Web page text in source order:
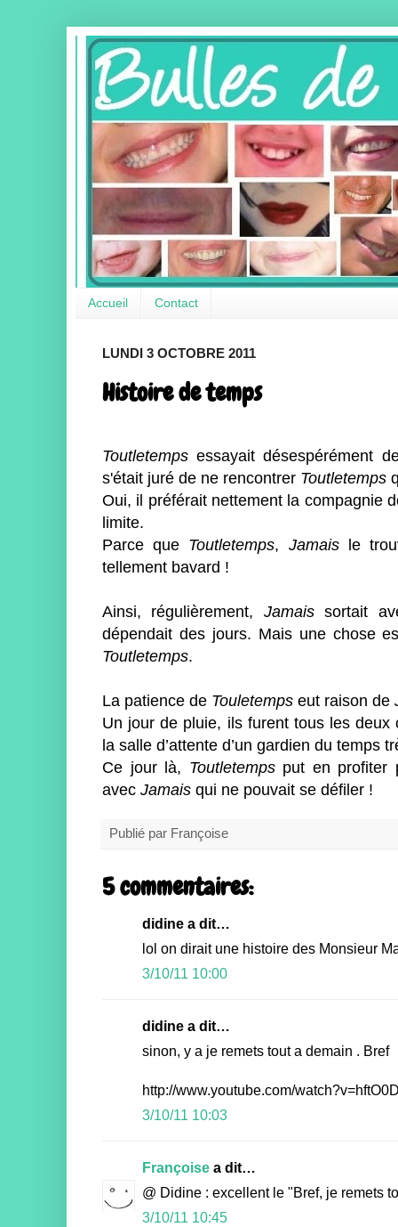
Accueil Contact
LUNDI 3 OCTOBRE 2011
Histoire de temps
Toutletempsessayait désespérément
s'était juré de ne rencontrer Toutletemps
Oui, il préférait nettement la compagnie
limite.
Parce que Toutletemps, Jamaisle
tellement bavard !
Ainsi, régulièrement, Jamaissortait
dépendait des jours. Mais une chose
Toutletemps.
La patience de Touletemps eut raison de
Un jour de pluie, ils furent tous les
la salle d’attente d’un gardien du temps
Ce jour là, Toutletempsput en profiter
avec Jamais qui ne pouvait se défiler !
Publié par Françoise
5 commentaires:
didine a dit…
lol on dirait une histoire des Monsieur
3/10/11 10:00
didine a dit…
sinon, y a je remets tout a demain . Bref
http://www.youtube.com/
3/10/11 10:03
Françoise a dit…
@ Didine : excellent le "Bref, je remets
3/10/11 10:45